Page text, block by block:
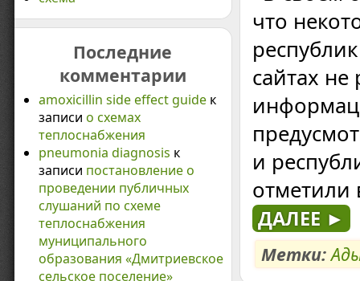
Последние
комментарии
amoxicillin side effect guideк
записи о схемах
теплоснабжения
pneumonia diagnosis к
записи постановление о
проведении публичных
слушаний по схеме
теплоснабжения
муниципального
образования «Дмитриевское
сельское поселение»
что
сайтах
и
отметили
ДАЛЕЕ ►
Метки: